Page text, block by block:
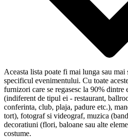
Aceasta lista poate fi mai lunga sau
specificul evenimentului. Cu toate
furnizori care se regasesc la 90% dintre
(indiferent de tipul ei - restaurant,
conferinta, club, plaja, padure etc.),
tort), fotograf si videograf, muzica
decoratiuni (flori, baloane sau alte
costume.